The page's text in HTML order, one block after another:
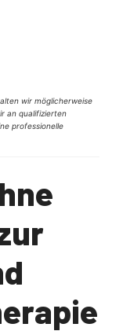
wir möglicherweise
an qualifizierten
professionelle